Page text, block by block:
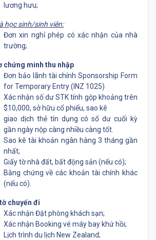
lương hưu;
học sinh/sinh viên:
Đơn xin nghỉ phép có xác nhận của nhà
trường;
chứng minh thu nhập
Đơn bảo lãnh tài chính Sponsorship Form
for Temporary Entry (INZ 1025)
Xác nhận số dư STK tính gộp khoảng trên
$10,000, sở hữu cổ phiếu, sao kê
giao dịch thẻ tín dụng có số dư cuối kỳ
gần ngày nộp càng nhiều càng tốt.
Sao kê tài khoản ngân hàng 3 tháng gần
nhất;
Giấy tờ nhà đất, bất động sản (nếu có);
Bằng chứng về các khoản tài chính khác
(nếu có).
chuyến đi
Xác nhận Đặt phòng khách sạn;
Xác nhận Booking vé máy bay khứ hồi;
Lịch trình du lịch New Zealand;